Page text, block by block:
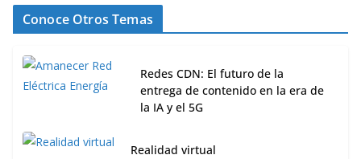
Conoce Otros Temas
Redes CDN: El futuro de la
entrega de contenido en la era de
la IA y el 5G
Realidad virtual